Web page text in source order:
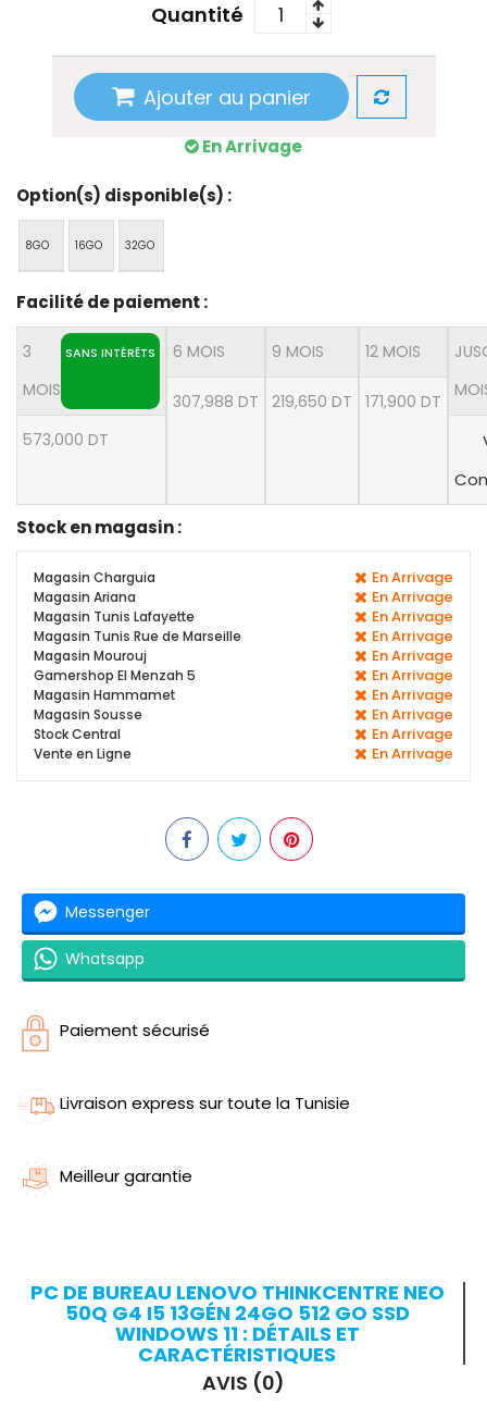
Quantité
Ajouter au panier
En Arrivage
Option(s) disponible(s) :
8GO 16GO 32GO
Facilité de paiement :
3
MOIS
SANS INTÉRÊTS
573,000 DT
6 MOIS
307,988 DT
9 MOIS
219,650 DT
12 MOIS
171,900 DT
Stock en magasin :
Magasin Charguia En Arrivage
Magasin Ariana En Arrivage
Magasin Tunis Lafayette En Arrivage
Magasin Tunis Rue de Marseille En Arrivage
Magasin Mourouj En Arrivage
Gamershop El Menzah 5 En Arrivage
Magasin Hammamet En Arrivage
Magasin Sousse En Arrivage
Stock Central En Arrivage
Vente en Ligne En Arrivage
Messenger
Whatsapp
Paiement sécurisé
Livraison express sur toute la Tunisie
Meilleur garantie
PC DE BUREAU LENOVO THINKCENTRE NEO
50Q G4 I5 13GÉN 24GO 512 GO SSD
WINDOWS 11 : DÉTAILS ET
CARACTÉRISTIQUES
AVIS (0)